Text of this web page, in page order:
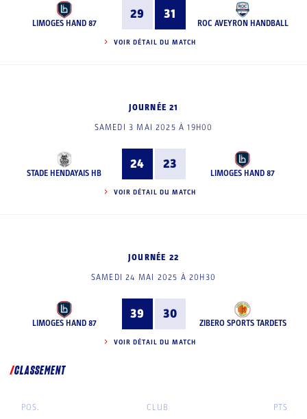
LIMOGES HAND 87
29 31
ROC AVEYRON HANDBALL
VOIR DÉTAIL DU MATCH
JOURNÉE 21
SAMEDI 3 MAI 2025 À 19H00
STADE HENDAYAIS HB
24 23
LIMOGES HAND 87
VOIR DÉTAIL DU MATCH
JOURNÉE 22
SAMEDI 24 MAI 2025 À 20H30
LIMOGES HAND 87
39 30
ZIBERO SPORTS TARDETS
VOIR DÉTAIL DU MATCH
CLASSEMENT
POS. CLUB PTS